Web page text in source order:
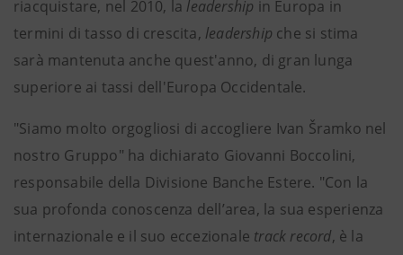
riacquistare, nel 2010, la leadership in Europa in
termini di tasso di crescita, leadership che si stima
sarà mantenuta anche quest'anno, di gran lunga
superiore ai tassi dell'Europa Occidentale.
"Siamo molto orgogliosi di accogliere Ivan Šramko nel
nostro Gruppo" ha dichiarato Giovanni Boccolini,
responsabile della Divisione Banche Estere. "Con la
sua profonda conoscenza dell’area, la sua esperienza
internazionale e il suo eccezionale track record, è la